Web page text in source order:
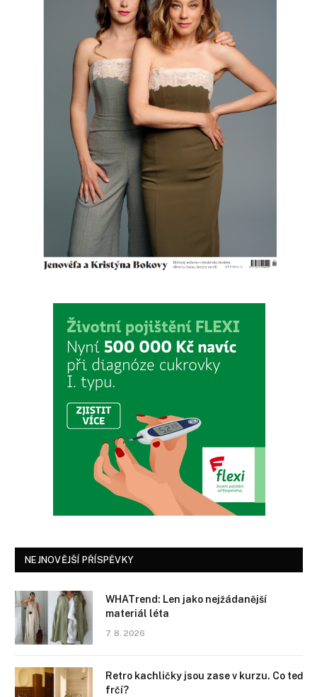
NEJNOVĚJŠÍ PŘÍSPĚVKY
WHATrend: Len jako nejžádanější
materiál léta
7. 8. 2026
Retro kachličky jsou zase v kurzu. Co teď
frčí?